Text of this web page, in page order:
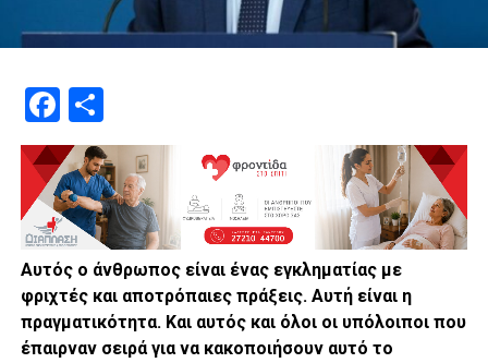
Facebook
Μοιραστείτε
Αυτός ο άνθρωπος είναι ένας εγκληματίας με
φριχτές και αποτρόπαιες πράξεις. Αυτή είναι η
πραγματικότητα. Και αυτός και όλοι οι υπόλοιποι που
έπαιρναν σειρά για να κακοποιήσουν αυτό το